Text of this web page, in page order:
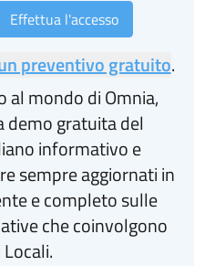
Effettua l'accesso
preventivo gratuito.
al mondo di Omnia,
demo gratuita del
informativo e
sempre aggiornati in
e completo sulle
che coinvolgono